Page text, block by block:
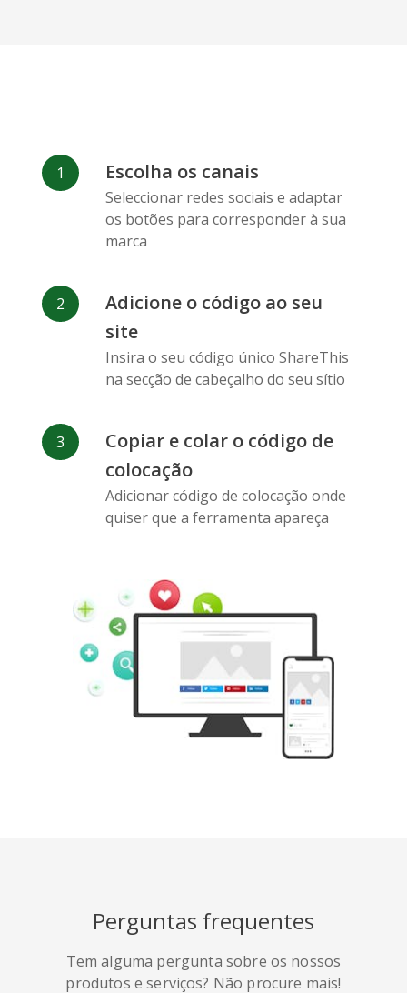
Deviantart
Flickr
Maps
Snapchat Wechat Reddit
Tumblr Yelp Digg
Quora Github Skype
Escolha os canais
Seleccionar redes sociais e adaptar
os botões para corresponder à sua
marca
Adicione o código ao seu
site
Insira o seu código único ShareThis
na secção de cabeçalho do seu sítio
Copiar e colar o código de
colocação
Adicionar código de colocação onde
quiser que a ferramenta apareça
Perguntas frequentes
Tem alguma pergunta sobre os nossos
produtos e serviços? Não procure mais!